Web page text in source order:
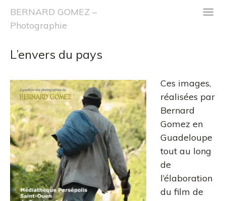
BERNARD GOMEZ –
Photographie
m
L’envers du pays
Ces images,
réalisées par
Bernard
Gomez en
Guadeloupe
tout au long
de
l’élaboration
du film de